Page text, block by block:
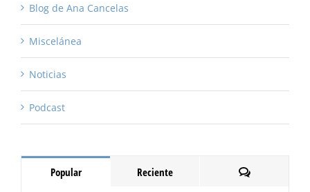
Blog de Ana Cancelas
Miscelánea
Noticias
Podcast
Popular Reciente Comentarios